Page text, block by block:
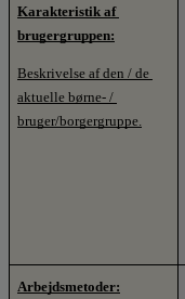
Karakteristik af
brugergruppen:
Beskrivelse af den / de
aktuelle børne- /
bruger/borgergruppe.
Arbejdsmetoder: